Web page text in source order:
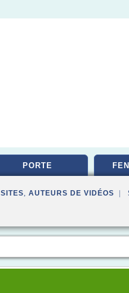
PORTE
SITES, AUTEURS DE VIDÉOS |